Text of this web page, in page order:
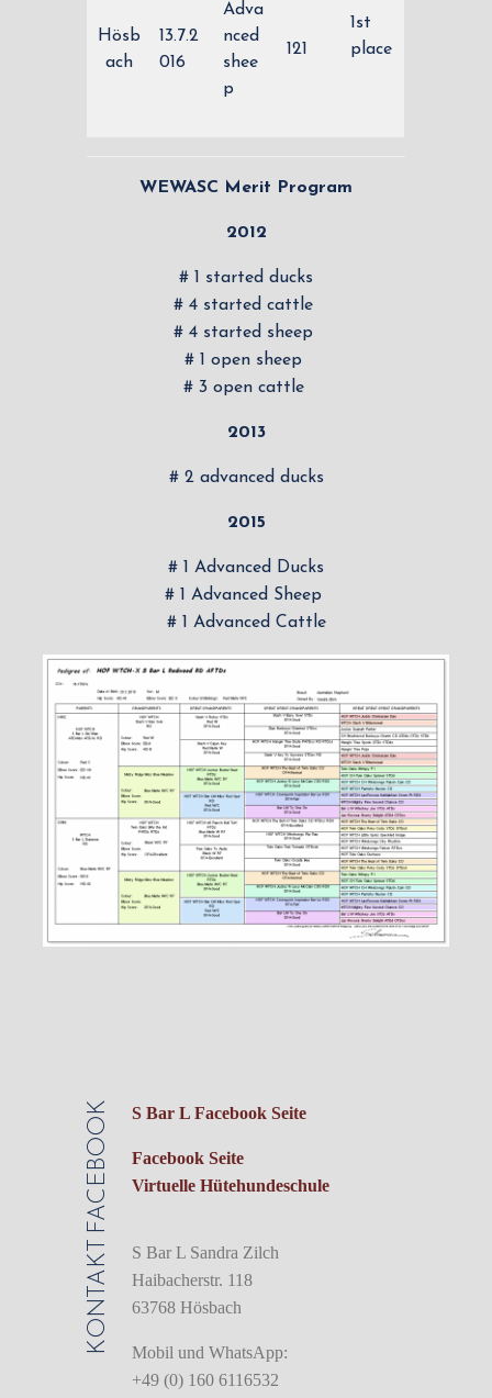
Hösb
ach
13.7.2
016
Adva
nced
shee
p
121
1st
place
WEWASC Merit Program
2012
# 1 started ducks
# 4 started cattle
# 4 started sheep
# 1 open sheep
# 3 open cattle
2013
# 2 advanced ducks
2015
# 1 Advanced Ducks
# 1 Advanced Sheep
# 1 Advanced Cattle
FACEBOOK S Bar L Facebook Seite
Facebook Seite
Virtuelle Hütehundeschule
KONTAKT
S Bar L Sandra Zilch
Haibacherstr. 118
63768 Hösbach
Mobil und WhatsApp:
+49 (0) 160 6116532